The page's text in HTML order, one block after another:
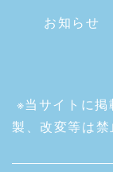
お知らせ
※当サイトに
製、改変等は禁